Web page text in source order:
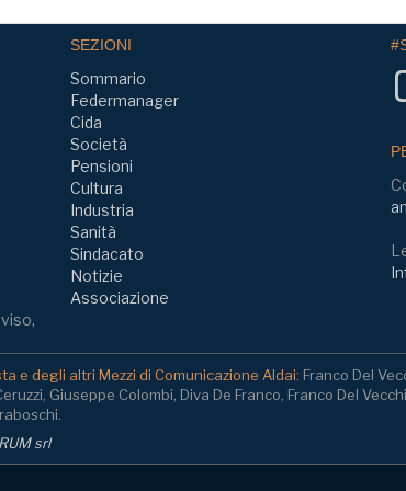
SEZIONI
Sommario
Federmanager
Cida
Società
Pensioni
Cultura
Industria
Sanità
Sindacato
Notizie
Associazione
e degli altri Mezzi di Comunicazione Aldai: Franco Del
Giuseppe Colombi, Diva De Franco, Franco Del
srl